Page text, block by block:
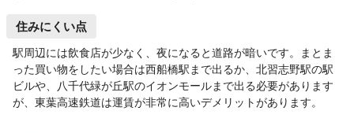
住みにくい点
駅周辺には飲食店が少なく、夜になると道路が暗いです。まとま
った買い物をしたい場合は西船橋駅まで出るか、北習志野駅の駅
ビルや、八千代緑が丘駅のイオンモールまで出る必要があります
が、東葉高速鉄道は運賃が非常に高いデメリットがあります。